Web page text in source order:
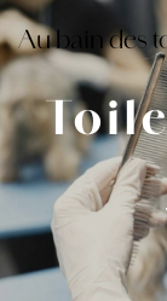
Au bain des
Panneau de